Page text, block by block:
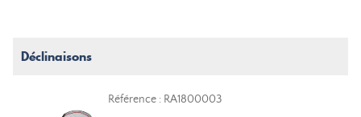
Déclinaisons
Référence : RA1800003